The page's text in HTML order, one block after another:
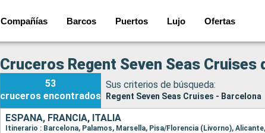
Compañías Barcos Puertos Lujo Ofertas
Cruceros Regent Seven Seas Cruises
53
cruceros encontrados
Sus criterios de búsqueda:
Regent Seven Seas Cruises - Barcelona
ESPAÑA, FRANCIA, ITALIA
Itinerario : Barcelona, Palamos, Marsella, Pisa/Florencia (Livorno),